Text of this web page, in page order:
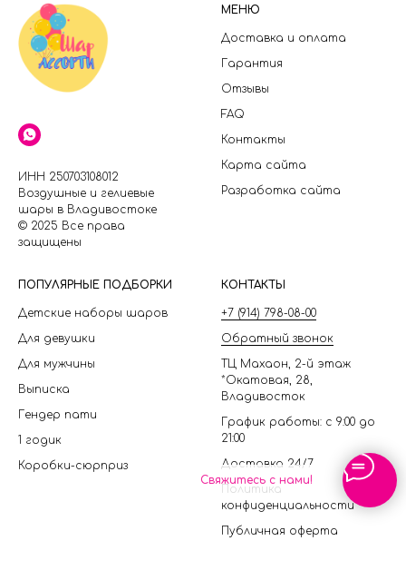
Свяжитесь с нами!
ИНН 250703108012
Воздушные и гелиевые
шары в Владивостоке
© 2025 Все права
защищены
МЕНЮ
Доставка и оплата
Гарантия
Отзывы
FAQ
Контакты
Карта сайта
Разработка сайта
ПОПУЛЯРНЫЕ ПОДБОРКИ
Детские наборы шаров
Для девушки
Для мужчины
Выписка
Гендер пати
1 годик
Коробки-сюрприз
КОНТАКТЫ
+7 (914) 798-08-00
Обратный звонок
ТЦ Махаон, 2-й этаж
*Окатовая, 28,
Владивосток
График работы: с 9:00 до
21:00
Доставка 24/7
Политика
конфиденциальности
Публичная оферта